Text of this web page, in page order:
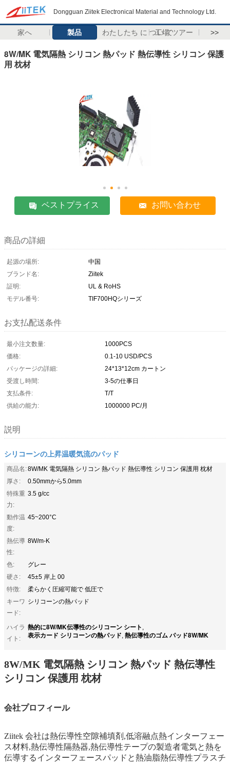
Dongguan Ziitek Electronical Material and Technology Ltd.
家へ 製品 わたしたち に つい て工場 ツアー >>
8W/MK 電気隔熱 シリコン 熱パッド 熱伝導性 シリコン 保護
用 枕材
ベストプライス お問い合わせ
商品の詳細
起源の場所:
中国
ブランド名:
Ziitek
証明:
UL & RoHS
モデル番号:
TIF700HQシリーズ
お支払配送条件
最小注文数量:
1000PCS
価格:
0.1-10 USD/PCS
パッケージの詳細:
24*13*12cm カートン
受渡し時間:
3-5の仕事日
支払条件:
T/T
供給の能力:
1000000 PC/月
説明
シリコーンの上昇温暖気流のパッド
商品名:8W/MK 電気隔熱 シリコン 熱パッド 熱伝導性 シリコン 保護用 枕材
厚さ:
0.50mmから5.0mm
特殊重
力:
3.5 g/cc
動作温
度:
45~200°C
熱伝導
性:
8W/m-K
色:
グレー
硬さ:
45±5 岸上 00
特徴:
柔らかく圧縮可能で 低圧で
キーワ
ード:
シリコーンの熱パッド
ハイラ
イト:
熱的に8W/MK伝導性のシリコーン シート ,
表示カード シリコーンの熱パッド, 熱伝導性のゴム パッド8W/MK
8W/MK 電気隔熱 シリコン 熱パッド 熱伝導性
シリコン 保護用 枕材
会社プロフィール
Ziitek 会社は熱伝導性空隙補填剤,低溶融点熱インターフェー
ス材料,熱伝導性隔熱器,熱伝導性テープの製造者電気と熱を
伝導するインターフェースパッドと熱油脂熱伝導性プラスチ